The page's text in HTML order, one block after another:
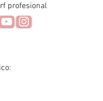
profesional